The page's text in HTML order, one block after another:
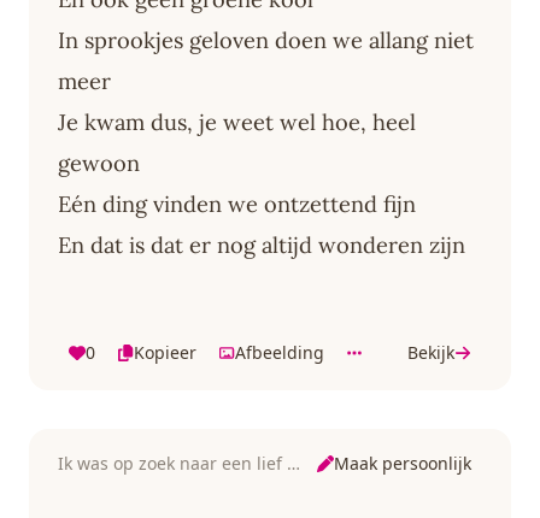
In sprookjes geloven doen we allang niet
meer
Je kwam dus, je weet wel hoe, heel
gewoon
Eén ding vinden we ontzettend fijn
En dat is dat er nog altijd wonderen zijn
0 Kopieer Afbeelding Bekijk
Ik was op zoek naar een lief gezin Maak persoonlijk